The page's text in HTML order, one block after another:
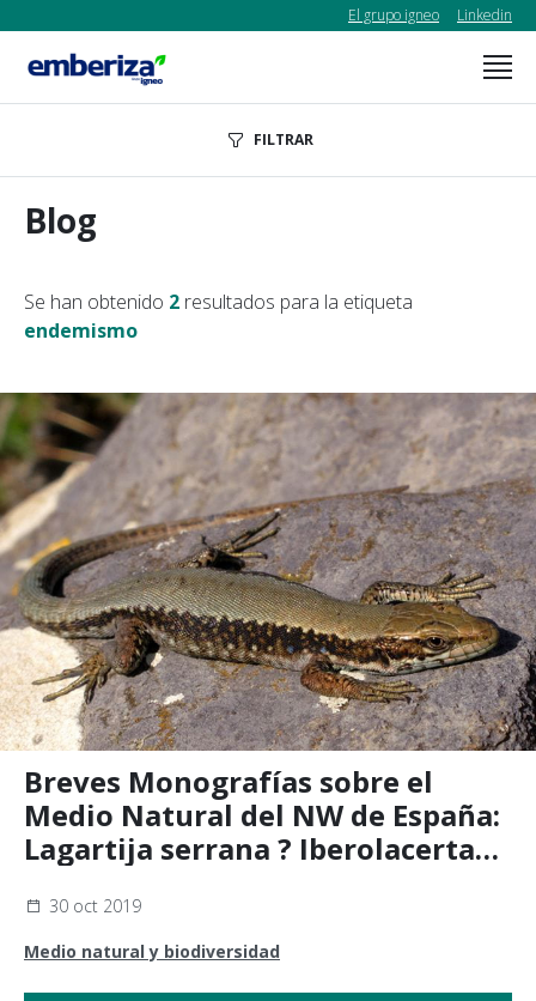
El grupo igneo Linkedin
FILTRAR
Blog
Se han obtenido 2 resultados para la etiqueta
endemismo
Breves Monografías sobre el
Medio Natural del NW de España:
Lagartija serrana ? Iberolacerta
30 oct 2019
Medio natural y biodiversidad